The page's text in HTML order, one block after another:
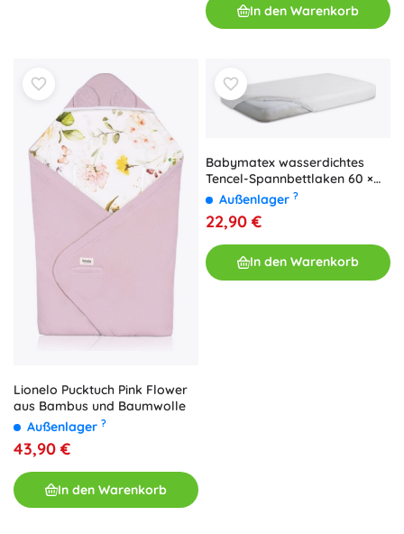
In den Warenkorb
Lionelo Pucktuch Pink Flower
aus Bambus und Baumwolle
Außenlager ?
43,90 €
In den Warenkorb
Babymatex wasserdichtes
Tencel-Spannbettlaken 60 ×
120 cm
Außenlager ?
22,90 €
In den Warenkorb